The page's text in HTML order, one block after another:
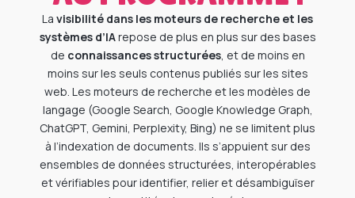
La visibilité dans les moteurs de recherche et les
systèmes d’IArepose de plus en plus sur des bases
de connaissances structurées, et de moins en
moins sur les seuls contenus publiés sur les sites
web. Les moteurs de recherche et les modèles de
langage (Google Search, Google Knowledge Graph,
ChatGPT, Gemini, Perplexity, Bing) ne se limitent plus
à l’indexation de documents. Ils s’appuient sur des
ensembles de données structurées, interopérables
et vérifiables pour identifier, relier et désambiguïser